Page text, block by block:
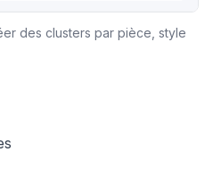
des clusters par pièce, style